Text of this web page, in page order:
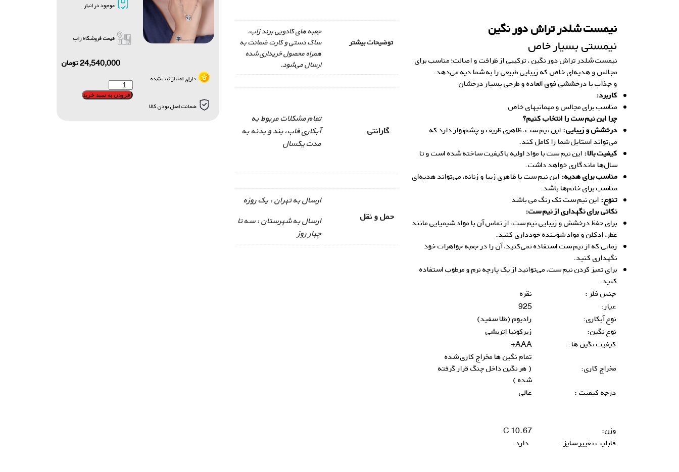
نیمست شلدر تراش دور نگین
نیمستی بسیار خاص
نیمست شلدر تراش دور نگین ، ترکیبی از ظرافت و اصالت؛ مناسب برای
مجالس و هدیه‌ای خاص که زیبایی طبیعی را به شما دیه می‌دهد.
و جذاب با درخششی فوق العاده و طرحی بسیار درخشان
کاربرد:
مناسب برای مجالس و مهمانیهای خاص
چرا این نیم ست را انتخاب کنیم؟
درخشش و زیبایی: این نیم ست، ظاهری ظریف و چشم‌نواز دارد که
می‌تواند استایل شما را کامل کند.
کیفیت بالا: این نیم ست با مواد اولیه باکیفیت ساخته شده است و تا
سال‌ها ماندگاری خواهد داشت.
مناسب برای هدیه: این نیم ست با ظاهری زیبا و زنانه، می‌تواند هدیه‌ای
مناسب برای خانم‌ها باشد.
تنوع: این نیم ست تک رنگ می باشد
نکاتی برای نگهداری از نیم ست:
برای حفظ درخشش و زیبایی نیم ست، از تماس آن با مواد شیمیایی مانند
عطر، ادکلن و مواد شوینده خودداری کنید.
زمانی که از نیم ست استفاده نمی‌کنید، آن را در جعبه جواهرات خود
نگهداری کنید.
برای تمیز کردن نیم ست، می‌توانید از یک پارچه نرم و مرطوب استفاده
کنید.
جنس فلز :
نقره
عیار:
925
نوع آبکاری:
رادیوم (طلا سفید)
نوع نگین:
زیرکونیا اتریشی
کیفیت نگین ها:
AAA+
مخراج کاری:
تمام نگین ها مخراج کاری شده
( هر نگین داخل چنگ قرار گرفته
شده )
درجه کیفیت :
عالی
وزن:
10.67 C
قابلیت تغییر سایز:
دارد
توضیحات بیشتر
جعبه های کادویی برند زاب،
ساک دستی و کارت ضمانت به
همراه محصول خریداری شده
ارسال می‌شود.
گارانتی
تمام مشکلات مربوط به
آبکاری قاب، بند و بدنه به
مدت یکسال
حمل و نقل
ارسال به تهران : یک روزه
ارسال به شهرستان : سه تا
چهار روز
دارای امتیاز ثبت شده
ضمانت اصل بودن کالا
موجود در انبار
قیمت فروشگاه زاب
24,540,000تومان
افزودن به سبد خرید